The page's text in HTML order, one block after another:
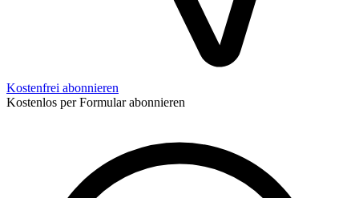
Kostenfrei abonnieren
Kostenlos per Formular abonnieren